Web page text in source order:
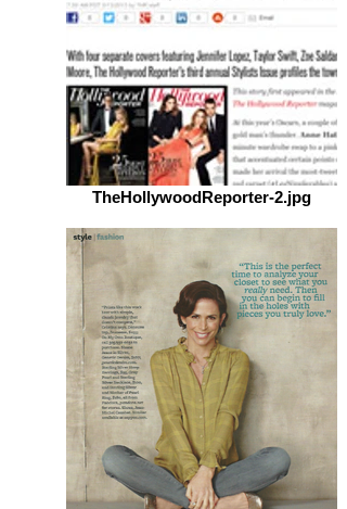
TheHollywoodReporter-2.jpg